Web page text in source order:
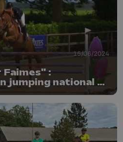
15/06/2024
Faimes" :
jumping national au